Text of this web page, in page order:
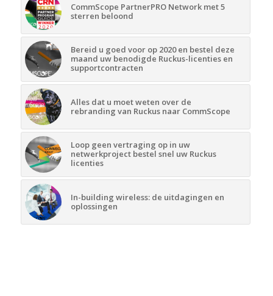
CommScope PartnerPRO Network met 5
sterren beloond
Bereid u goed voor op 2020 en bestel deze
maand uw benodigde Ruckus-licenties en
supportcontracten
Alles dat u moet weten over de
rebranding van Ruckus naar CommScope
Loop geen vertraging op in uw
netwerkproject bestel snel uw Ruckus
licenties
In-building wireless: de uitdagingen en
oplossingen